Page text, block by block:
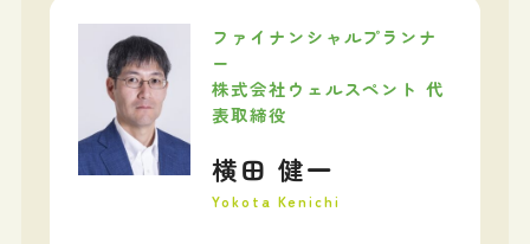
ファイナンシャルプランナ
ー
株式会社ウェルスペント 代
表取締役
横田 健一
Yokota Kenichi